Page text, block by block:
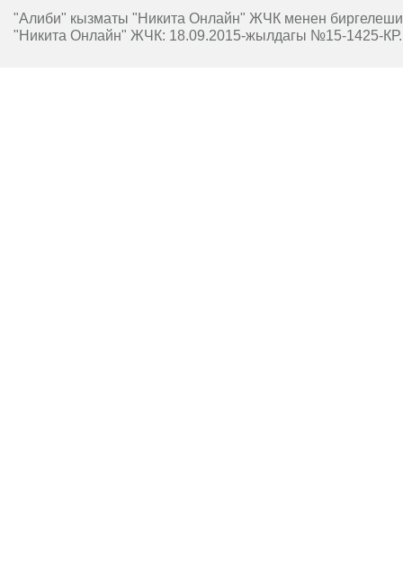
"Алиби" кызматы "Никита Онлайн" ЖЧК менен
"Никита Онлайн" ЖЧК: 18.09.2015-жылдагы №15-1425-КР.